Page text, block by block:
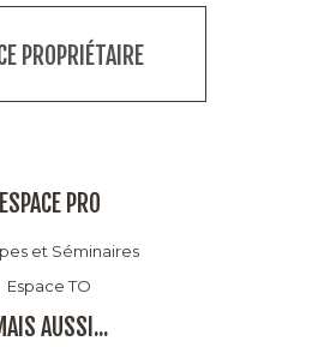
PROPRIÉTAIRE
ESPACE PRO
et Séminaires
Espace TO
AUSSI...